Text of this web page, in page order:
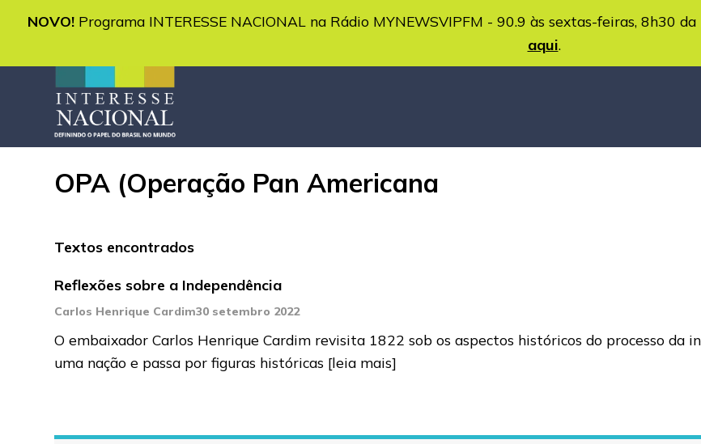
NOVO! Programa INTERESSE NACIONAL na Rádio MYNEWSVIPFM - 90.9 às sextas-feiras, 8h30 da
aqui.
OPA (Operação Pan Americana
Textos encontrados
Reflexões sobre a Independência
Carlos Henrique Cardim30 setembro 2022
O embaixador Carlos Henrique Cardim revisita 1822 sob os aspectos históricos do processo da
uma nação e passa por figuras históricas [leia mais]